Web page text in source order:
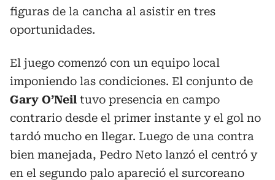
figuras de la cancha al asistir en tres
oportunidades.
El juego comenzó con un equipo local
imponiendo las condiciones. El conjunto de
Gary O’Neil tuvo presencia en campo
contrario desde el primer instante y el gol no
tardó mucho en llegar. Luego de una contra
bien manejada, Pedro Neto lanzó el centró y
en el segundo palo apareció el surcoreano